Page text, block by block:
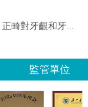
正畸對牙齦和牙槽骨有什麼影響？深圳牙齒矯正幾錢？
監管單位